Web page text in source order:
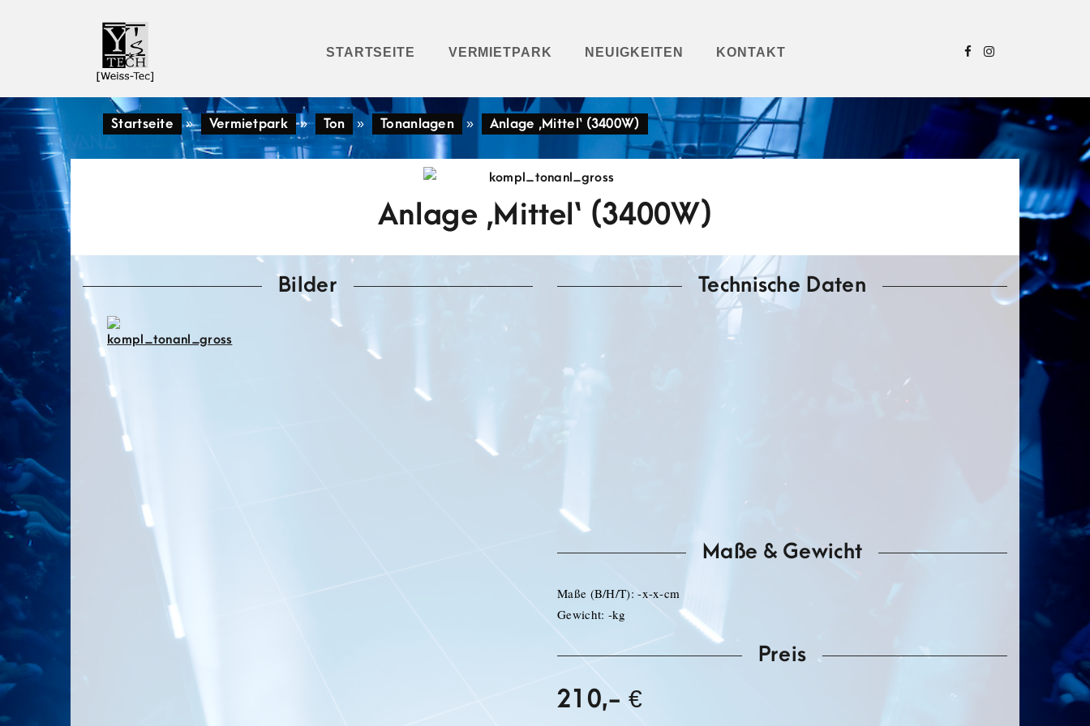
STARTSEITE VERMIETPARK NEUIGKEITEN KONTAKT
Startseite » Vermietpark » Ton » Tonanlagen » Anlage ‚Mittel‘ (3400W)
Anlage ‚Mittel‘ (3400W)
Bilder Technische Daten
4x Subwoofer ARLS
2x Topteil JL-Sat12
Maße & Gewicht
Maße (B/H/T): -x-x-cm
Gewicht: -kg
Preis
210,- €